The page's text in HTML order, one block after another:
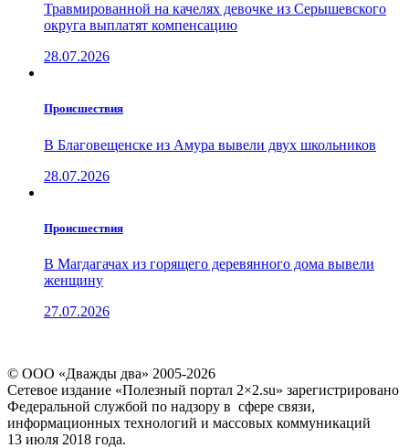
Травмированной на качелях девочке из Серышевского
округа выплатят компенсацию
28.07.2026
Проиcшествия
В Благовещенске из Амура вывели двух школьников
28.07.2026
Проиcшествия
В Магдагачах из горящего деревянного дома вывели
женщину
27.07.2026
© ООО «Дважды два» 2005-2026
Сетевое издание «Полезный портал 2×2.su» зарегистрировано
Федеральной службой по надзору в сфере связи,
информационных технологий и массовых коммуникаций
13 июля 2018 года.